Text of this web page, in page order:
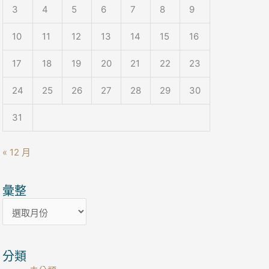
3 4 5 6 7 8 9
10 11 12 13 14 15 16
17 18 19 20 21 22 23
24 25 26 27 28 29 30
31
« 12 月
彙整
彙
分類